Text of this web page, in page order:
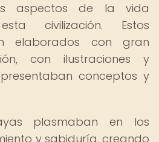
aspectos de la vida
civilización. Estos
elaborados con gran
con ilustraciones y
conceptos y
plasmaban en los
y sabiduría, creando